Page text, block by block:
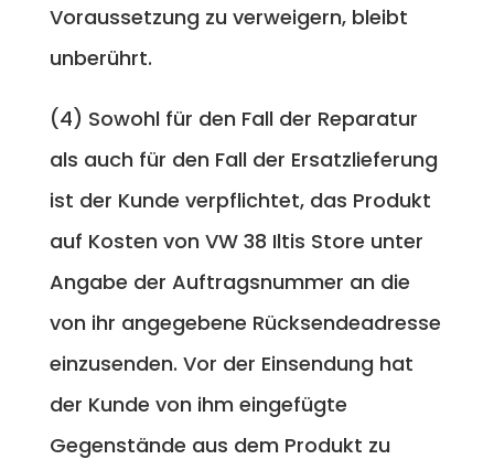
Voraussetzung zu verweigern, bleibt
unberührt.
(4) Sowohl für den Fall der Reparatur
als auch für den Fall der Ersatzlieferung
ist der Kunde verpflichtet, das Produkt
auf Kosten von VW 38 Iltis Store unter
Angabe der Auftragsnummer an die
von ihr angegebene Rücksendeadresse
einzusenden. Vor der Einsendung hat
der Kunde von ihm eingefügte
Gegenstände aus dem Produkt zu